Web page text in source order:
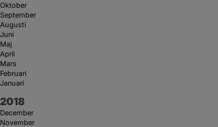
Oktober
September
Augusti
Juni
Maj
April
Mars
Februari
Januari
År:
2018
December
November